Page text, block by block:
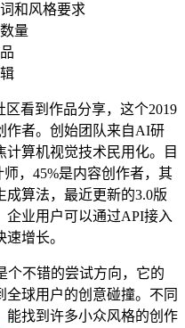
和风格要求
量
看到作品分享，这个2019
作者。创始团队来自AI研
算机视觉技术民用化。目
，45%是内容创作者，其
算法，最近更新的3.0版
业用户可以通过API接入
增长。
个不错的尝试方向，它的
球用户的创意碰撞。不同
能找到许多小众风格的创作